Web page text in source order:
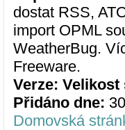
dostat RSS,
import OPML
WeatherBug.
Freeware.
Verze: Velikost
Přidáno dne:
Domovská